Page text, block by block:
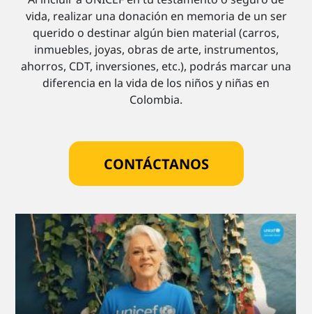
vida, realizar una donación en memoria de un ser
querido o destinar algún bien material (carros,
inmuebles, joyas, obras de arte, instrumentos,
ahorros, CDT, inversiones, etc.), podrás marcar una
diferencia en la vida de los niños y niñas en
Colombia.
CONTÁCTANOS